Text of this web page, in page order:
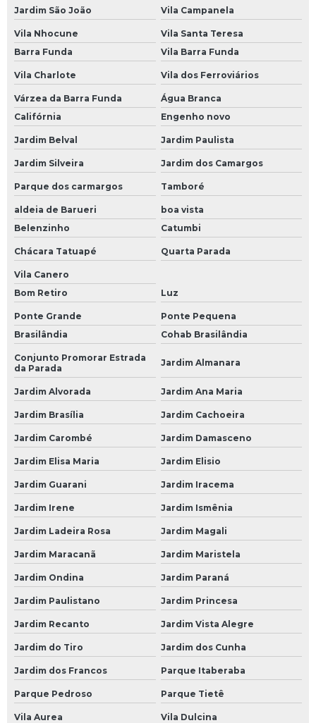
Bateria Moura 70ah
Bateria Moura 75
Bateria Moura 80
Bateria Moura 80 Amperes
Bateria Moura 90 Amperes
Bateria Moura de 60
Bateria Moura de 60 Amperes
Bateria Moura Estacionária
Bateria Moura Moto
Baterias para Caminhão
Bateria 150 Amperes para Caminhão
Bateria Caminhão
Bateria de 150 Amperes para Caminhão
Bateria de Caminhão 150 Amperes
Bateria de Caminhão 180 Amperes
Bateria de Caminhão Moura
Bateria Moura de Caminhão
Bateria Moura para Caminhão
Bateria para Caminhão
Bateria para Caminhão 150 Amperes
Empresa de Bateria 150 Amperes para Caminhão
Empresa de Bateria Caminhão
Empresa de Bateria de 150 Amperes para Caminhão
Empresa de Bateria de Caminhão 150 Amperes
Empresa de Bateria de Caminhão 180 Amperes
Jardim São João Vila Campanela
Vila Nhocune
Vila Santa Teresa
Barra Funda
Vila Barra Funda
Vila Charlote Vila dos Ferroviários
Várzea da Barra Funda
Água Branca
Califórnia
Engenho novo
Jardim Belval Jardim Paulista
Jardim Silveira Jardim dos Camargos
Parque dos carmargos Tamboré
aldeia de Barueri
boa vista
Belenzinho
Catumbi
Chácara Tatuapé Quarta Parada
Vila Canero
Bom Retiro
Luz
Ponte Grande
Ponte Pequena
Brasilândia
Cohab Brasilândia
Conjunto Promorar Estrada
da Parada
Jardim Almanara
Jardim Alvorada Jardim Ana Maria
Jardim Brasília Jardim Cachoeira
Jardim Carombé Jardim Damasceno
Jardim Elisa Maria Jardim Elisio
Jardim Guarani Jardim Iracema
Jardim Irene Jardim Ismênia
Jardim Ladeira Rosa Jardim Magali
Jardim Maracanã Jardim Maristela
Jardim Ondina Jardim Paraná
Jardim Paulistano Jardim Princesa
Jardim Recanto Jardim Vista Alegre
Jardim do Tiro Jardim dos Cunha
Jardim dos Francos Parque Itaberaba
Parque Pedroso Parque Tietê
Vila Aurea Vila Dulcina